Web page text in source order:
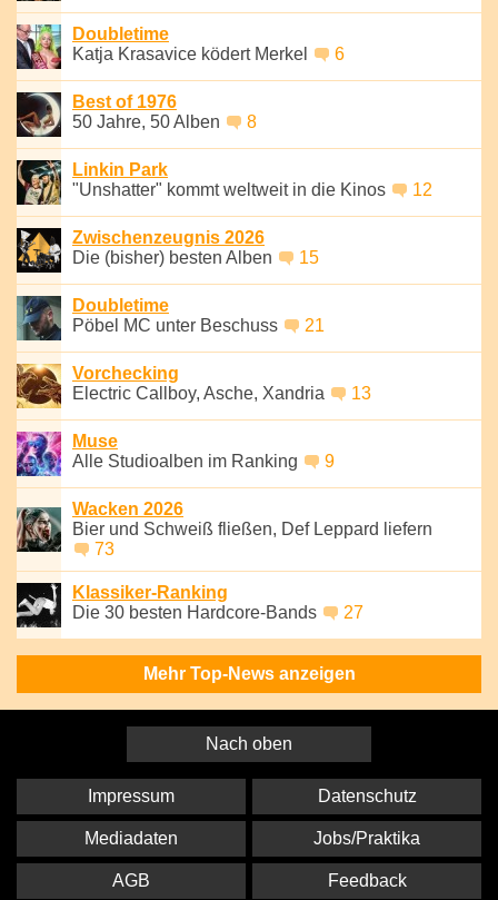
Doubletime
Katja Krasavice ködert Merkel
6
Best of 1976
50 Jahre, 50 Alben
8
Linkin Park
"Unshatter" kommt weltweit in die Kinos
12
Zwischenzeugnis 2026
Die (bisher) besten Alben
15
Doubletime
Pöbel MC unter Beschuss
21
Vorchecking
Electric Callboy, Asche, Xandria
13
Muse
Alle Studioalben im Ranking
9
Wacken 2026
Bier und Schweiß fließen, Def Leppard liefern
73
Klassiker-Ranking
Die 30 besten Hardcore-Bands
27
Mehr Top-News anzeigen
Nach oben
Impressum Datenschutz
Mediadaten Jobs/Praktika
AGB Feedback